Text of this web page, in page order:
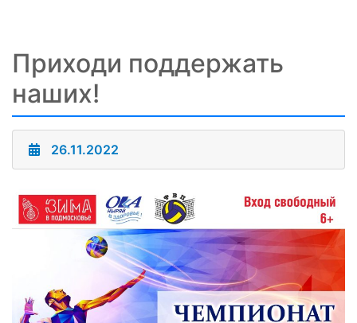
Приходи поддержать
наших!
26.11.2022